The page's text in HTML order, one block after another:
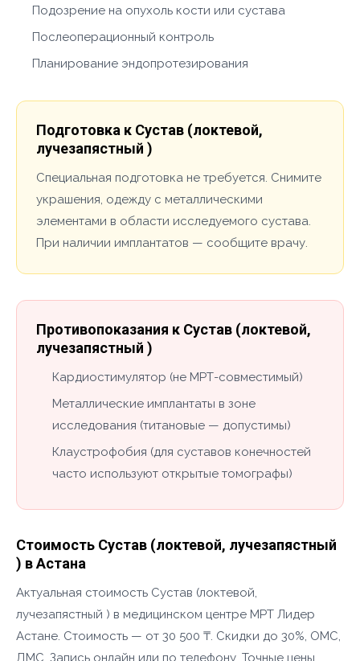
Подозрение на опухоль кости или сустава
Послеоперационный контроль
Планирование эндопротезирования
Подготовка к Сустав (локтевой,
лучезапястный )
Специальная подготовка не требуется. Снимите
украшения, одежду с металлическими
элементами в области исследуемого сустава.
При наличии имплантатов — сообщите врачу.
Противопоказания к Сустав (локтевой,
лучезапястный )
Кардиостимулятор (не МРТ-совместимый)
Металлические имплантаты в зоне
исследования (титановые — допустимы)
Клаустрофобия (для суставов конечностей
часто используют открытые томографы)
Стоимость Сустав (локтевой, лучезапястный
) в Астана
Актуальная стоимость Сустав (локтевой,
лучезапястный ) в медицинском центре МРТ Лидер
Астане. Стоимость — от 30 500 ₸. Скидки до 30%, ОМС,
ДМС. Запись онлайн или по телефону. Точные цены